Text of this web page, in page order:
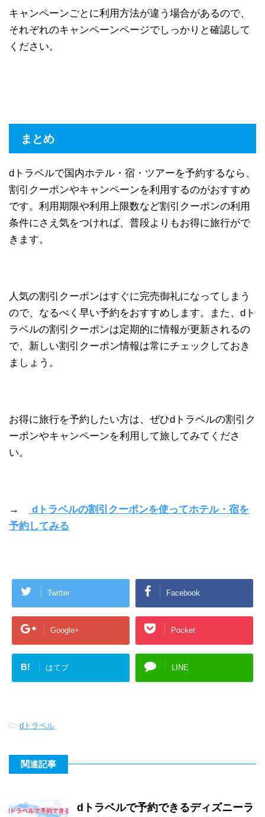
キャンペーンごとに利用方法が違う場合があるので、
それぞれのキャンペーンページでしっかりと確認して
ください。
まとめ
dトラベルで国内ホテル・宿・ツアーを予約するなら、
割引クーポンやキャンペーンを利用するのがおすすめ
です。利用期限や利用上限数など割引クーポンの利用
条件にさえ気をつければ、普段よりもお得に旅行がで
きます。
人気の割引クーポンはすぐに完売御礼になってしまう
ので、なるべく早い予約をおすすめします。また、dト
ラベルの割引クーポンは定期的に情報が更新されるの
で、新しい割引クーポン情報は常にチェックしておき
ましょう。
お得に旅行を予約したい方は、ぜひdトラベルの割引ク
ーポンやキャンペーンを利用して旅してみてくださ
い。
→
dトラベルの割引クーポンを使ってホテル・宿を
予約してみる
Twitter Facebook
Google+ Pocket
B! はてブ LINE
-dトラベル
関連記事
dトラベルで予約できるディズニーラ